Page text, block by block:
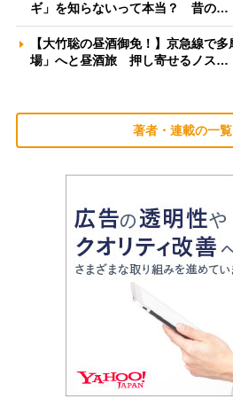
ギ」を知らないって本当？ 昔の…
【大竹聡の昼酒御免！】京急線で
場」へと昼酒旅 押し寄せるノス…
著者・連載の一